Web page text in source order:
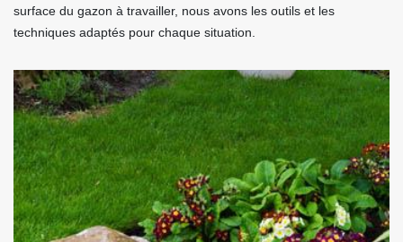
surface du gazon à travailler, nous avons les outils et les
techniques adaptés pour chaque situation.